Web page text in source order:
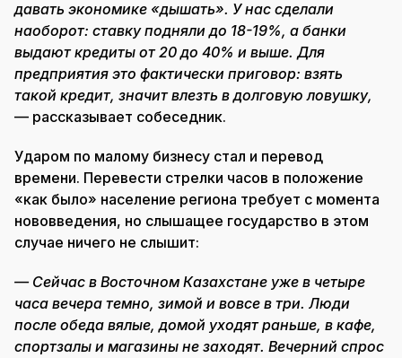
давать экономике «дышать». У нас сделали
наоборот: ставку подняли до 18-19%, а банки
выдают кредиты от 20 до 40% и выше. Для
предприятия это фактически приговор: взять
такой кредит, значит влезть в долговую ловушку,
— рассказывает собеседник.
Ударом по малому бизнесу стал и перевод
времени. Перевести стрелки часов в положение
«как было» население региона требует с момента
нововведения, но слышащее государство в этом
случае ничего не слышит:
— Сейчас в Восточном Казахстане уже в четыре
часа вечера темно, зимой и вовсе в три. Люди
после обеда вялые, домой уходят раньше, в кафе,
спортзалы и магазины не заходят. Вечерний спрос